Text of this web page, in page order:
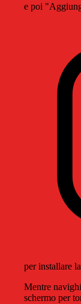
e poi
per installare
Mentre
schermo per